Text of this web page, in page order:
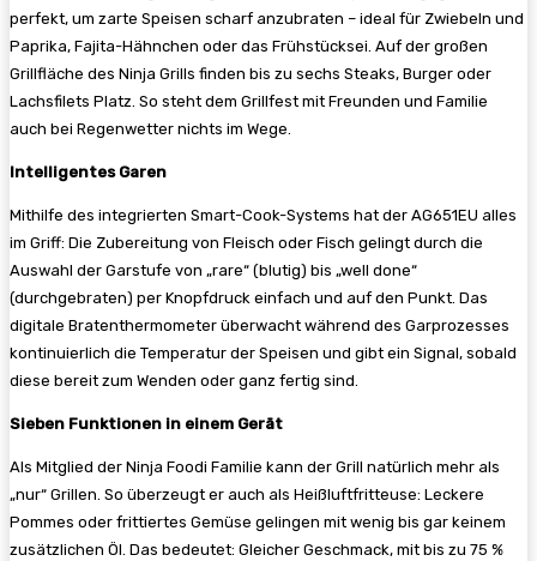
perfekt, um zarte Speisen scharf anzubraten – ideal für Zwiebeln und
Paprika, Fajita-Hähnchen oder das Frühstücksei. Auf der großen
Grillfläche des Ninja Grills finden bis zu sechs Steaks, Burger oder
Lachsfilets Platz. So steht dem Grillfest mit Freunden und Familie
auch bei Regenwetter nichts im Wege.
Intelligentes Garen
Mithilfe des integrierten Smart-Cook-Systems hat der AG651EU alles
im Griff: Die Zubereitung von Fleisch oder Fisch gelingt durch die
Auswahl der Garstufe von „rare“ (blutig) bis „well done“
(durchgebraten) per Knopfdruck einfach und auf den Punkt. Das
digitale Bratenthermometer überwacht während des Garprozesses
kontinuierlich die Temperatur der Speisen und gibt ein Signal, sobald
diese bereit zum Wenden oder ganz fertig sind.
Sieben Funktionen in einem Gerät
Als Mitglied der Ninja Foodi Familie kann der Grill natürlich mehr als
„nur“ Grillen. So überzeugt er auch als Heißluftfritteuse: Leckere
Pommes oder frittiertes Gemüse gelingen mit wenig bis gar keinem
zusätzlichen Öl. Das bedeutet: Gleicher Geschmack, mit bis zu 75 %